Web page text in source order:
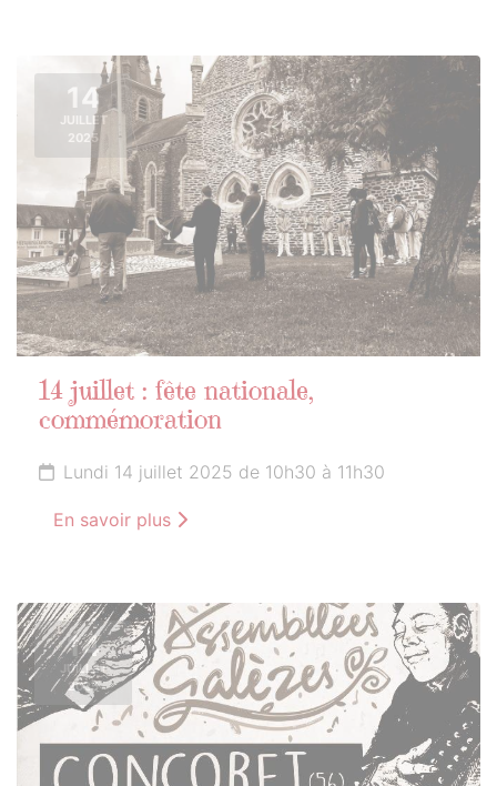
14
JUILLET
2025
14 juillet : fête nationale,
commémoration
Lundi 14 juillet 2025 de 10h30 à 11h30
En savoir plus
14
JUILLET
2025